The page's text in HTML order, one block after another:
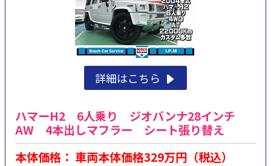
詳細はこちら
ハマーH2 6人乗り ジオバンナ28インチ
AW 4本出しマフラー シート張り替え
本体価格： 車両本体価格329万円（税込）